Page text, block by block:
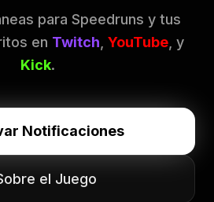
para Speedruns y tus
en Twitch YouTube, y
Kick.
Notificaciones
el Juego